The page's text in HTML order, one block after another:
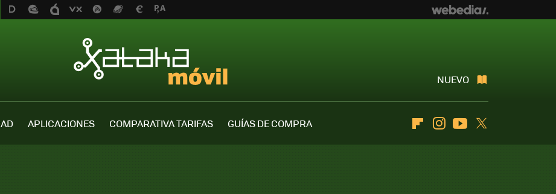
NUEVO
APLICACIONES COMPARATIVA TARIFAS
GUÍAS DE COMPRA
FlipboardInstagramYoutube